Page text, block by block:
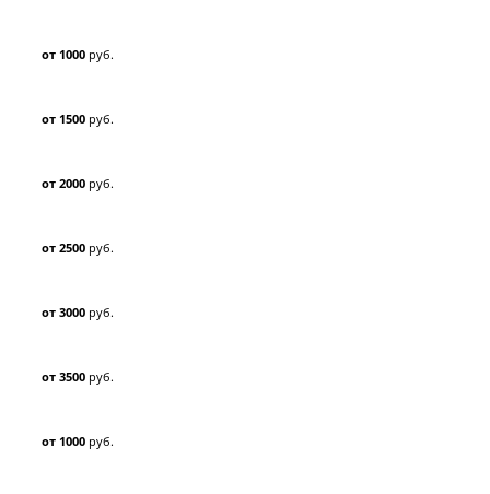
от 1000 руб.
от 1500 руб.
от 2000 руб.
от 2500 руб.
от 3000 руб.
от 3500 руб.
от 1000 руб.